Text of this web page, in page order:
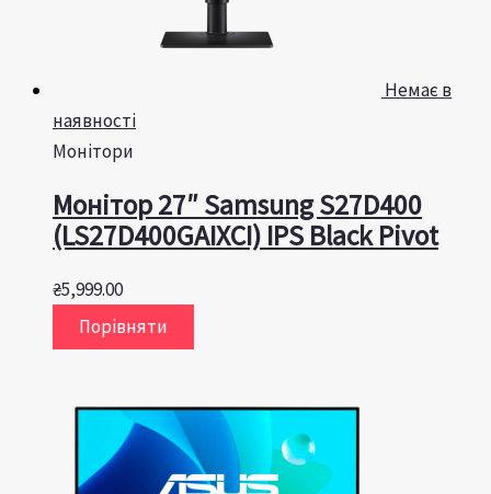
Немає в
наявності
Монітори
Монітор 27″ Samsung S27D400
(LS27D400GAIXCI) IPS Black Pivot
₴5,999.00
Порівняти